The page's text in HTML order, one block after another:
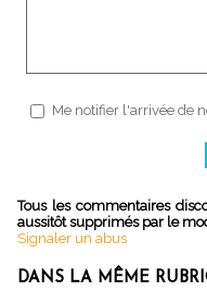
Me notifier l'arrivée de
Tous les commentaires
aussitôt supprimés par le
Signaler un abus
DANS LA MÊME